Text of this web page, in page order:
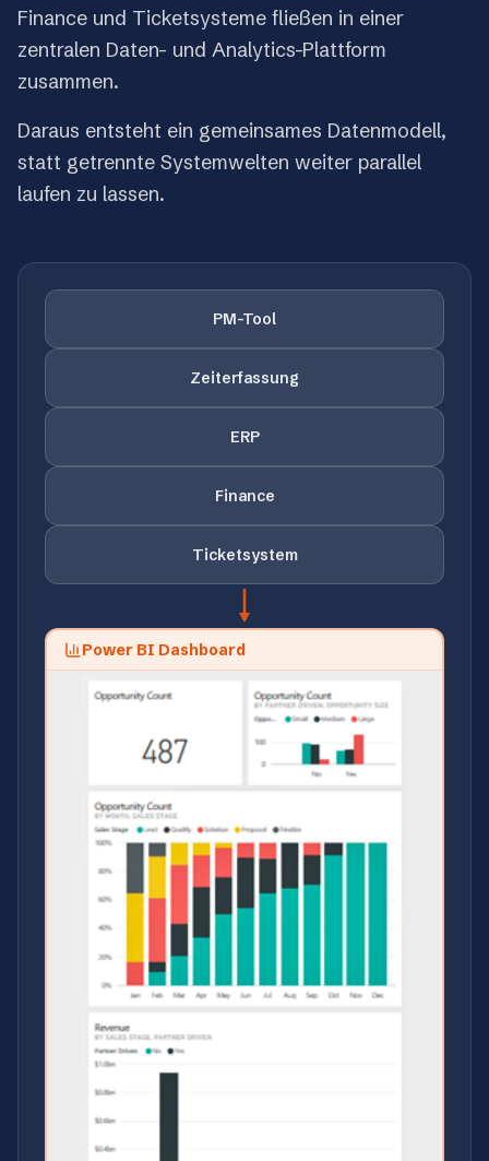
Finance und Ticketsysteme fließen in einer
zentralen Daten- und Analytics-Plattform
zusammen.
Daraus entsteht ein gemeinsames Datenmodell,
statt getrennte Systemwelten weiter parallel
laufen zu lassen.
PM-Tool
Zeiterfassung
ERP
Finance
Ticketsystem
Power BI Dashboard